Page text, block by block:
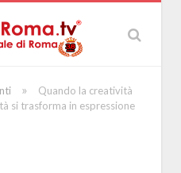
»
Quando la creatività
si trasforma in espressione